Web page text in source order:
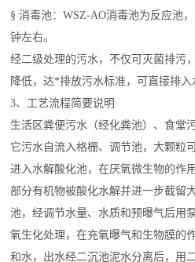
§ 消毒池：WSZ-AO消毒池为反应池
钟左右。
经二级处理的污水，不仅可灭菌排污
降低，达*排放污水标准，可直接排入
3、工艺流程简要说明
生活区粪便污水（经化粪池）、食堂
它污水自流入格栅、调节池，大颗粒
进入水解酸化池，在厌氧微生物的作
部分有机物被酸化水解并进一步截留
池，经调节水量、水质和预曝气后用
氧生化处理，在充氧曝气和生物膜的
和水，出水经二沉池泥水分离后，用